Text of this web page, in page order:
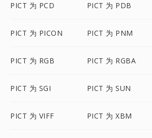
PICT 为 PCD PICT 为 PDB
PICT 为 PICON PICT 为 PNM
PICT 为 RGB PICT 为 RGBA
PICT 为 SGI PICT 为 SUN
PICT 为 VIFF PICT 为 XBM